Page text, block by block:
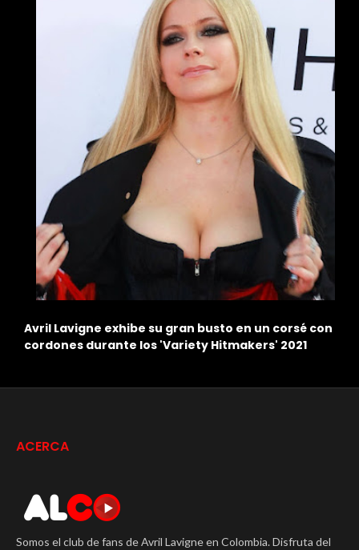
¿Qué puso fin al matrimonio de Avril Lavigne y
Deryck Whibley?
ACERCA
Somos el club de fans de Avril Lavigne en Colombia. Disfruta del